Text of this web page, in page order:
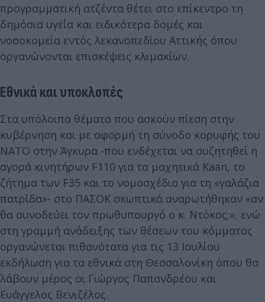
προγραμματική ατζέντα θέτει στο επίκεντρο τη
δημόσια υγεία και ειδικότερα δομές και
νοσοκομεία εντός λεκανοπεδίου Αττικής όπου
οργανώνονται επισκέψεις κλιμακίων.
Εθνικά και υποκλοπές
Στα υπόλοιπα θέματα που ασκούν πίεση στην
κυβέρνηση και με αφορμή τη σύνοδο κορυφής του
ΝΑΤΟ στην Άγκυρα -που ενδέχεται να συζητηθεί η
αγορά κινητήρων F110 για τα μαχητικά Kaan, το
ζήτημα των F35 και το νομοσχέδιο για τη «γαλάζια
πατρίδα»- στο ΠΑΣΟΚ σκωπτικά αναρωτήθηκαν «αν
θα συνοδεύει τον πρωθυπουργό ο κ. Ντόκος;», ενώ
στη γραμμή ανάδειξης των θέσεων του κόμματος
οργανώνεται πιθανότατα για τις 13 Ιουλίου
εκδήλωση για τα εθνικά στη Θεσσαλονίκη όπου θα
λάβουν μέρος οι Γιώργος Παπανδρέου και
Ευάγγελος Βενιζέλος.